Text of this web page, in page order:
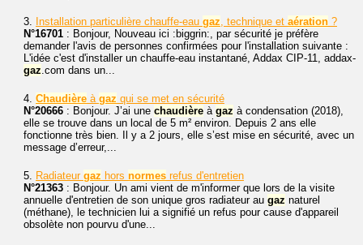
3. Installation particulière chauffe-eau gaz , technique et aération ?
N°16701 : Bonjour, Nouveau ici :biggrin:, par sécurité je préfère
demander l'avis de personnes confirmées pour l'installation suivante :
L'idée c'est d'installer un chauffe-eau instantané, Addax CIP-11, addax-
gaz .com dans un...
4. Chaudière à gaz qui se met en sécurité
N°20666 : Bonjour. J’ai une chaudière à gaz à condensation (2018),
elle se trouve dans un local de 5 m² environ. Depuis 2 ans elle
fonctionne très bien. Il y a 2 jours, elle s’est mise en sécurité, avec un
message d’erreur,...
5. Radiateur gaz hors normes refus d'entretien
N°21363 : Bonjour. Un ami vient de m'informer que lors de la visite
annuelle d'entretien de son unique gros radiateur au gaz naturel
(méthane), le technicien lui a signifié un refus pour cause d'appareil
obsolète non pourvu d'une...